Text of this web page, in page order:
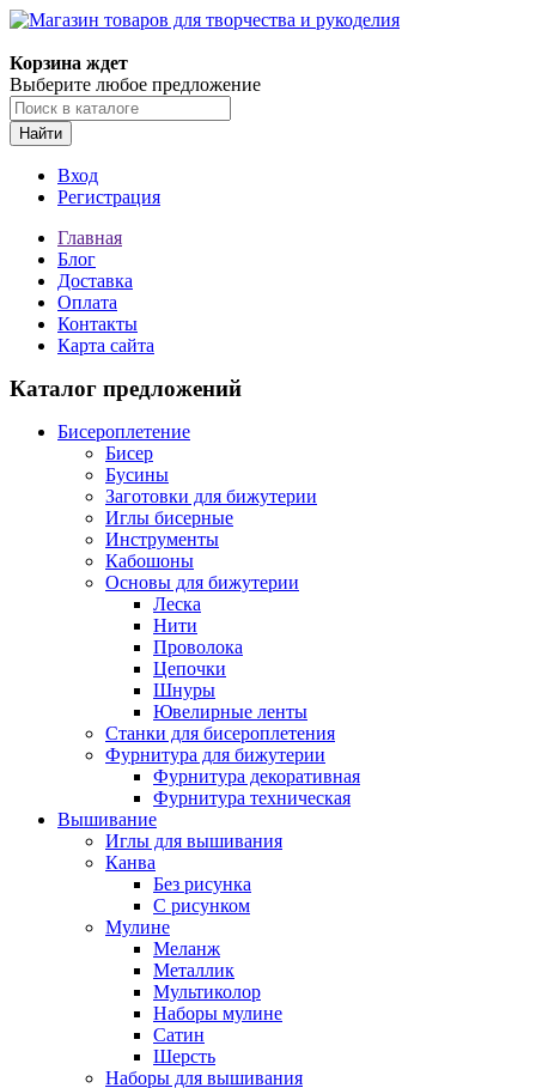
Корзина ждет
Выберите любое предложение
Найти
Вход
Регистрация
Главная
Блог
Доставка
Оплата
Контакты
Карта сайта
Каталог предложений
Бисероплетение
Бисер
Бусины
Заготовки для бижутерии
Иглы бисерные
Инструменты
Кабошоны
Основы для бижутерии
Леска
Нити
Проволока
Цепочки
Шнуры
Ювелирные ленты
Станки для бисероплетения
Фурнитура для бижутерии
Фурнитура декоративная
Фурнитура техническая
Вышивание
Иглы для вышивания
Канва
Без рисунка
С рисунком
Мулине
Меланж
Металлик
Мультиколор
Наборы мулине
Сатин
Шерсть
Наборы для вышивания